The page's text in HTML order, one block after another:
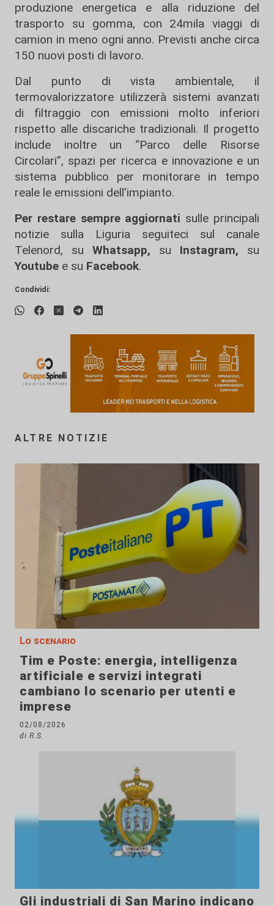
produzione energetica e alla riduzione del
trasporto su gomma, con 24mila viaggi di
camion in meno ogni anno. Previsti anche circa
150 nuovi posti di lavoro.
Dal punto di vista ambientale, il
termovalorizzatore utilizzerà sistemi avanzati
di filtraggio con emissioni molto inferiori
rispetto alle discariche tradizionali. Il progetto
include inoltre un “Parco delle Risorse
Circolari”, spazi per ricerca e innovazione e un
sistema pubblico per monitorare in tempo
reale le emissioni dell’impianto.
Per restare sempre aggiornati sulle principali
notizie sulla Liguria seguiteci sul canale
Telenord, su
Whatsapp, su Instagram, su
Youtube e su Facebook.
Condividi:
ALTRE NOTIZIE
Lo scenario
Tim e Poste: energia, intelligenza
artificiale e servizi integrati
cambiano lo scenario per utenti e
imprese
02/08/2026
di R.S.
Gli industriali di San Marino indicano